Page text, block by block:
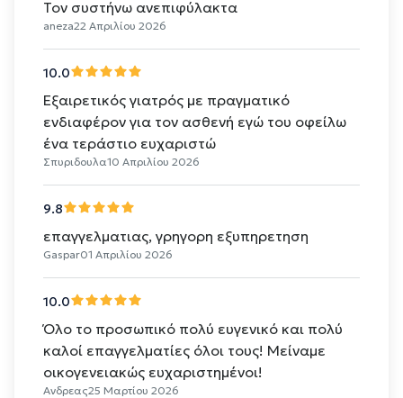
Τον συστήνω ανεπιφύλακτα
aneza22 Απριλίου 2026
10.0
Εξαιρετικός γιατρός με πραγματικό
ενδιαφέρον για τον ασθενή εγώ του οφείλω
ένα τεράστιο ευχαριστώ
Σπυριδουλα10 Απριλίου 2026
9.8
επαγγελματιας, γρηγορη εξυπηρετηση
Gaspar01 Απριλίου 2026
10.0
Όλο το προσωπικό πολύ ευγενικό και πολύ
καλοί επαγγελματίες όλοι τους! Μείναμε
οικογενειακώς ευχαριστημένοι!
Ανδρεας25 Μαρτίου 2026